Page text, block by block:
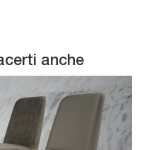
anche